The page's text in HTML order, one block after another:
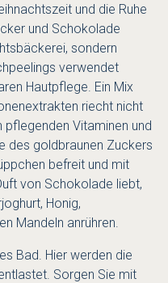
und die Ruhe
und Schokolade
sondern
verwendet
Hautpflege. Ein Mix
riecht nicht
pflegenden Vitaminen und
des goldbraunen Zuckers
befreit und mit
von Schokolade liebt,
Honig,
Mandeln anrühren.
Bad. Hier werden die
Sorgen Sie mit